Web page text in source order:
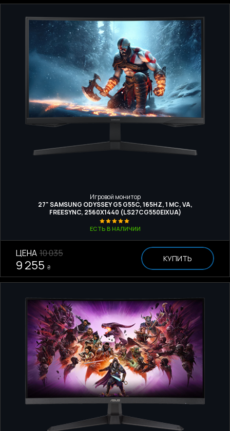
Игровой монитор
27" SAMSUNG ODYSSEY G5 G55C, 165HZ, 1 МС, VA,
FREESYNC, 2560Х1440 (LS27CG550EIXUA)
ЕСТЬ В НАЛИЧИИ
ЦЕНА 10 035
9 255 ₴
КУПИТЬ